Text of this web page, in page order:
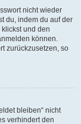
nicht wieder
du, indem du auf der
und den
können.
zurückzusetzen, so
bleiben“ nicht
verhindert den